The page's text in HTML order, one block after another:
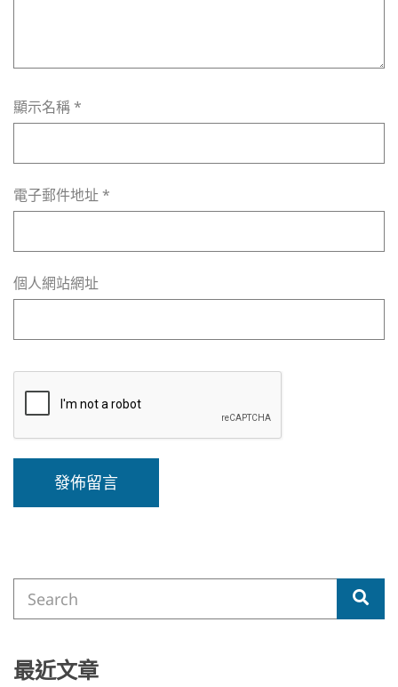
顯示名稱*
電子郵件地址 *
個人網站網址
a
v
Search
for:
最近文章